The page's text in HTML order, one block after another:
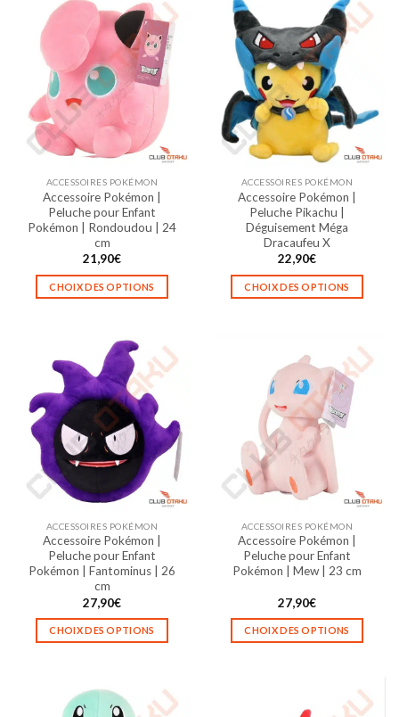
ACCESSOIRES POKÉMON
Accessoire Pokémon |
Peluche pour Enfant
Pokémon | Rondoudou | 24
cm
21,90€
CHOIX DES OPTIONS
plusieurs
variations.
Les
options
peuvent
être
choisies
sur
page
produit
ACCESSOIRES POKÉMON
Accessoire Pokémon |
Peluche Pikachu |
Déguisement Méga
Dracaufeu X
22,90€
CHOIX DES OPTIONS
plusieurs
variations.
Les
options
peuvent
être
choisies
sur
page
produit
ACCESSOIRES POKÉMON
Accessoire Pokémon |
Peluche pour Enfant
Pokémon | Fantominus | 26
cm
27,90€
CHOIX DES OPTIONS
a
plusieurs
ACCESSOIRES POKÉMON
Accessoire Pokémon |
Peluche pour Enfant
Pokémon | Mew | 23 cm
27,90€
CHOIX DES OPTIONS
plusieurs